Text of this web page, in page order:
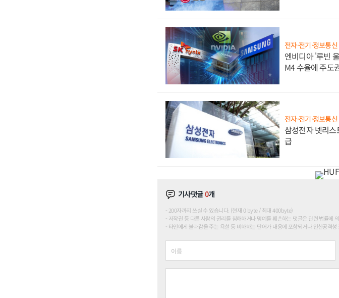
전자·전기·정보통신
엔비디아 '루빈
M4 수율에 주도
전자·전기·정보통신
삼성전자 넷리
급
기사댓글0개
200자까지 쓰실 수 있습니다. (현재 0 byte / 최대 400byte)
저작권 등 다른 사람의 권리를 침해하거나 명예를 훼손하는 댓글은 관련 법률에
타인에게 불쾌감을 주는 욕설 등 비하하는 단어가 내용에 포함되거나 인신공격